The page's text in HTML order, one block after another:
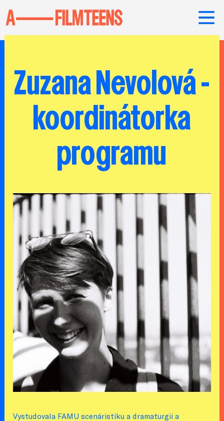
Zuzana Nevolová -
koordinátorka
programu
Vystudovala FAMU scenáristiku a dramaturgii a